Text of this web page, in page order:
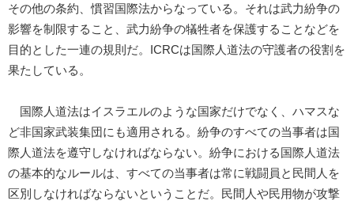
その他の条約、慣習国際法からなっている。それは武力紛争の
影響を制限すること、武力紛争の犠牲者を保護することなどを
目的とした一連の規則だ。ICRCは国際人道法の守護者の役割を
果たしている。
国際人道法はイスラエルのような国家だけでなく、ハマスな
ど非国家武装集団にも適用される。紛争のすべての当事者は国
際人道法を遵守しなければならない。紛争における国際人道法
の基本的なルールは、すべての当事者は常に戦闘員と民間人を
区別しなければならないということだ。民間人や民用物が攻撃